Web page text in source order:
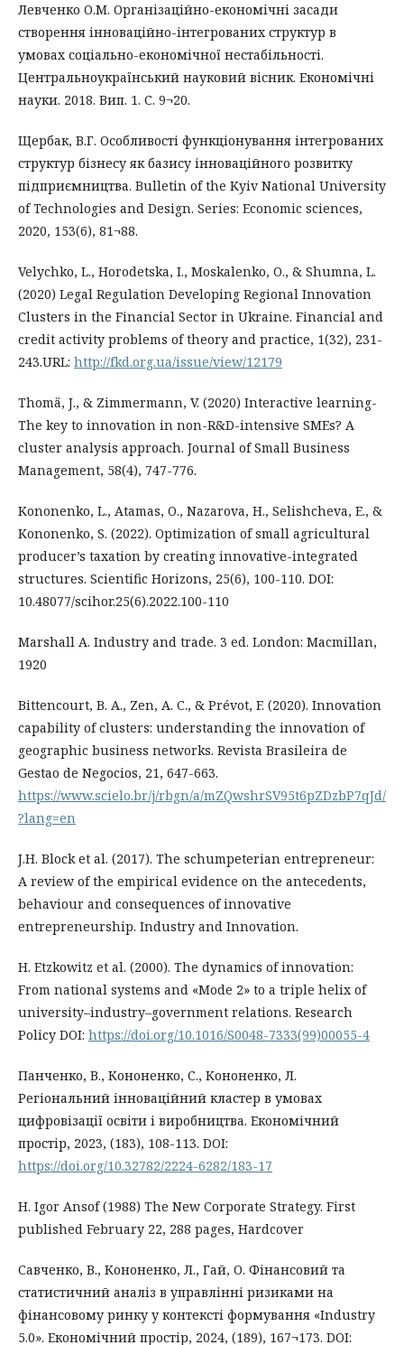
Левченко О.М. Організаційно-економічні засади
створення інноваційно-інтегрованих структур в
умовах соціально-економічної нестабільності.
Центральноукраїнський науковий вісник. Економічні
науки. 2018. Вип. 1. С. 9¬20.
Щербак, В.Г. Особливості функціонування інтегрованих
структур бізнесу як базису інноваційного розвитку
підприємництва. Bulletin of the Kyiv National University
of Technologies and Design. Series: Economic sciences,
2020, 153(6), 81¬88.
Velychko, L., Horodetska, I., Moskalenko, O., & Shumna, L.
(2020) Legal Regulation Developing Regional Innovation
Clusters in the Financial Sector in Ukraine. Financial and
credit activity problems of theory and practice, 1(32), 231-
243.URL: http://fkd.org.ua/issue/view/12179
Thomä, J., & Zimmermann, V. (2020) Interactive learning-
The key to innovation in non-R&D-intensive SMEs? A
cluster analysis approach. Journal of Small Business
Management, 58(4), 747-776.
Kononenko, L., Atamas, O., Nazarova, H., Selishcheva, E., &
Kononenko, S. (2022). Optimization of small agricultural
producer’s taxation by creating innovative-integrated
structures. Scientific Horizons, 25(6), 100-110. DOI:
10.48077/scihor.25(6).2022.100-110
Marshall A. Industry and trade. 3 ed. London: Macmillan,
1920
Bittencourt, B. A., Zen, A. C., & Prévot, F. (2020). Innovation
capability of clusters: understanding the innovation of
geographic business networks. Revista Brasileira de
Gestao de Negocios, 21, 647-663.
https://www.scielo.br/j/rbgn/a/mZQwshrSV95t6pZDzbP7qJd/
?lang=en
J.H. Block et al. (2017). The schumpeterian entrepreneur:
A review of the empirical evidence on the antecedents,
behaviour and consequences of innovative
entrepreneurship. Industry and Innovation.
H. Etzkowitz et al. (2000). The dynamics of innovation:
From national systems and «Mode 2» to a triple helix of
university–industry–government relations. Research
Policy DOI: https://doi.org/10.1016/S0048-7333(99)00055-4
Панченко, В., Кононенко, С., Кононенко, Л.
Регіональний інноваційний кластер в умовах
цифровізації освіти і виробництва. Економічний
простір, 2023, (183), 108-113. DOI:
https://doi.org/10.32782/2224-6282/183-17
H. Igor Ansof (1988) The New Corporate Strategy. First
published February 22, 288 pages, Hardcover
Савченко, В., Кононенко, Л., Гай, О. Фінансовий та
статистичний аналіз в управлінні ризиками на
фінансовому ринку у контексті формування «Industry
5.0». Економічний простір, 2024, (189), 167¬173. DOI: